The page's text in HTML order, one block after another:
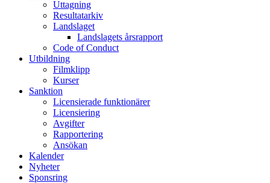
Uttagning
Resultatarkiv
Landslaget
Landslagets årsrapport
Code of Conduct
Utbildning
Filmklipp
Kurser
Sanktion
Licensierade funktionärer
Licensiering
Avgifter
Rapportering
Ansökan
Kalender
Nyheter
Sponsring